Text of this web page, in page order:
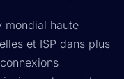
mondial haute
et ISP dans plus